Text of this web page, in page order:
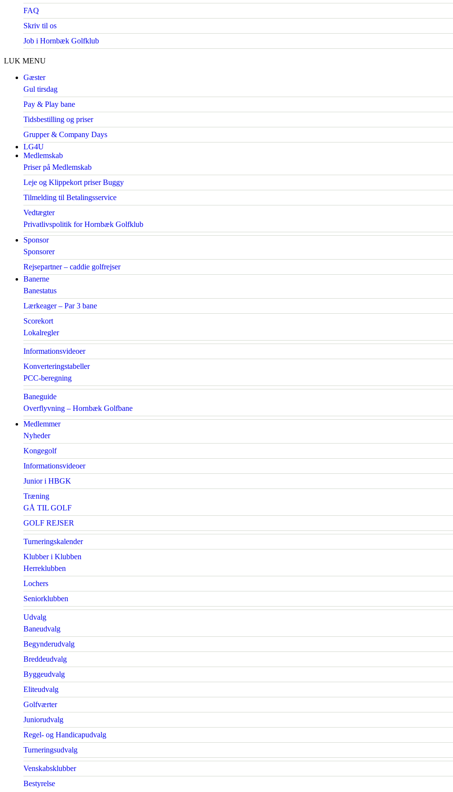
FAQ
Skriv til os
Job i Hornbæk Golfklub
LUK MENU
Gæster
Gul tirsdag
Pay & Play bane
Tidsbestilling og priser
Grupper & Company Days
LG4U
Medlemskab
Priser på Medlemskab
Leje og Klippekort priser Buggy
Tilmelding til Betalingsservice
Vedtægter
Privatlivspolitik for Hornbæk Golfklub
Sponsor
Sponsorer
Rejsepartner – caddie golfrejser
Banerne
Banestatus
Lærkeager – Par 3 bane
Scorekort
Lokalregler
Informationsvideoer
Konverteringstabeller
PCC-beregning
Baneguide
Overflyvning – Hornbæk Golfbane
Medlemmer
Nyheder
Kongegolf
Informationsvideoer
Junior i HBGK
Træning
GÅ TIL GOLF
GOLF REJSER
Turneringskalender
Klubber i Klubben
Herreklubben
Lochers
Seniorklubben
Udvalg
Baneudvalg
Begynderudvalg
Breddeudvalg
Byggeudvalg
Eliteudvalg
Golfværter
Juniorudvalg
Regel- og Handicapudvalg
Turneringsudvalg
Venskabsklubber
Bestyrelse